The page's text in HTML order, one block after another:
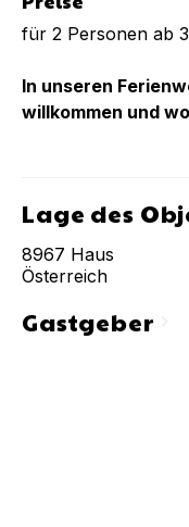
für 2 Personen ab
In unseren
willkommen und
Lage des
8967 Haus
Österreich
Gastgeberchevron_right